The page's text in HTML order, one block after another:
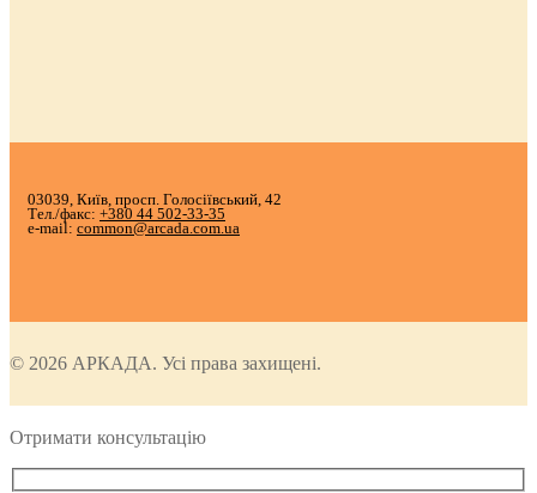
03039, Київ, просп. Голосіївський, 42
Тел./факс: +380 44 502-33-35
e-mail: common@arcada.com.ua
© 2026 АРКАДА. Усі права захищені.
Отримати консультацію